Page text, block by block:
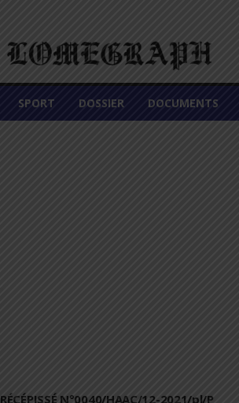
SPORT DOSSIER DOCUMENTS
RÉCÉPISSÉ N°0040/HAAC/12-2021/pl/P